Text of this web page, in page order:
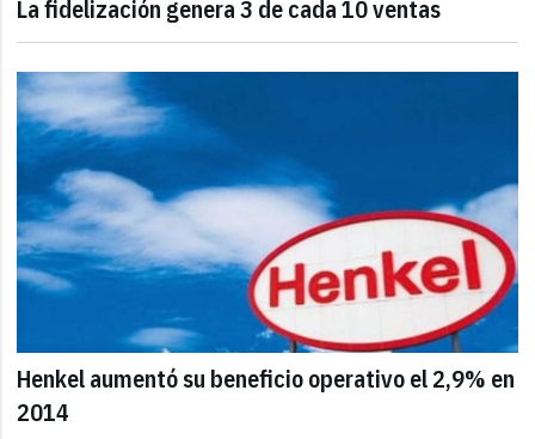
La fidelización genera 3 de cada 10 ventas
Henkel aumentó su beneficio operativo el 2,9% en
2014